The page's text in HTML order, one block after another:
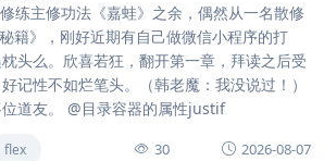
练主修功法《嘉蛙》之余，偶然从一名散修
籍》，刚好近期有自己做微信小程序的打
头么。欣喜若狂，翻开第一章，拜读之后受
记性不如烂笔头。（韩老魔：我没说过！）
道友。 @目录容器的属性justif
flex 30 2026-08-07